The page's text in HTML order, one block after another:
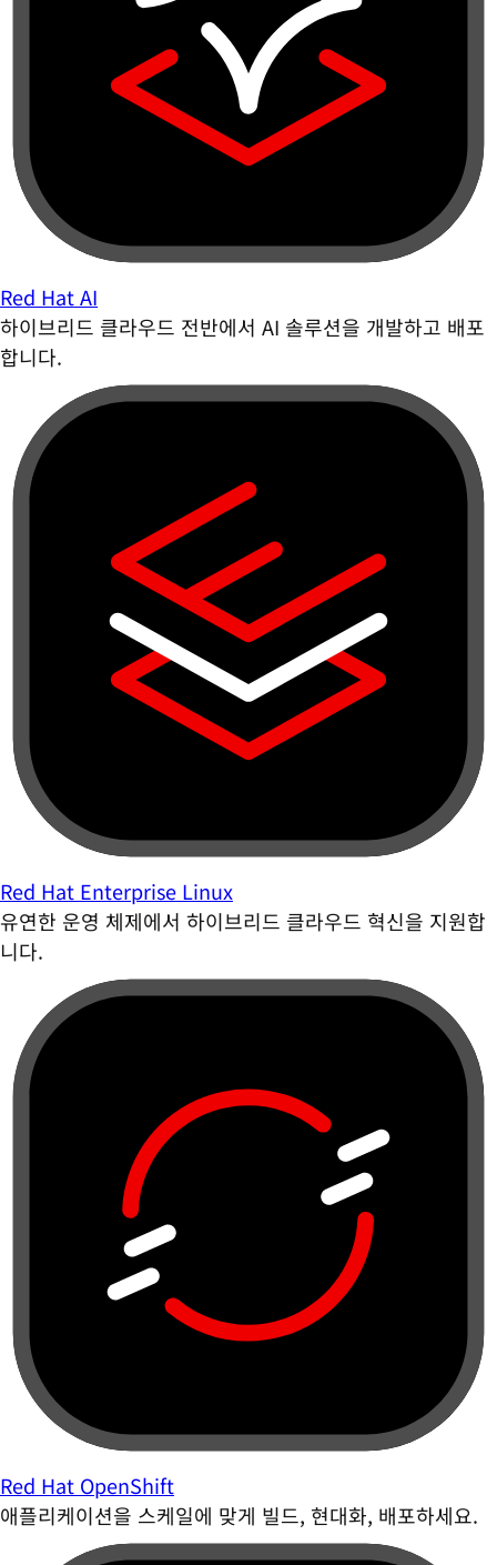
Red Hat AI
하이브리드 클라우드 전반에서 AI 솔루션을 개발하고 배포
합니다.
Red Hat Enterprise Linux
유연한 운영 체제에서 하이브리드 클라우드 혁신을 지원합
니다.
Red Hat OpenShift
애플리케이션을 스케일에 맞게 빌드, 현대화, 배포하세요.